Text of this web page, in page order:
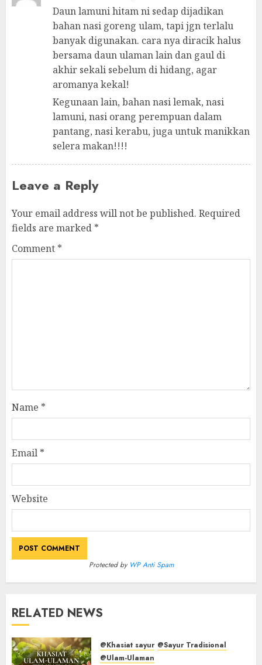
Daun lamuni hitam ni sedap dijadikan
bahan nasi goreng ulam, tapi jgn terlalu
banyak digunakan. cara nya diracik halus
bersama daun ulaman lain dan gaul di
akhir sekali sebelum di hidang, agar
aromanya kekal!
Kegunaan lain, bahan nasi lemak, nasi
lamuni, nasi orang perempuan dalam
pantang, nasi kerabu, juga untuk manikkan
selera makan!!!!
Leave a Reply
Your email address will not be published. Required
fields are marked *
Comment *
Name *
Email *
Website
Protected by WP Anti Spam
RELATED NEWS
@Khasiat sayur @Sayur Tradisional
@Ulam-Ulaman